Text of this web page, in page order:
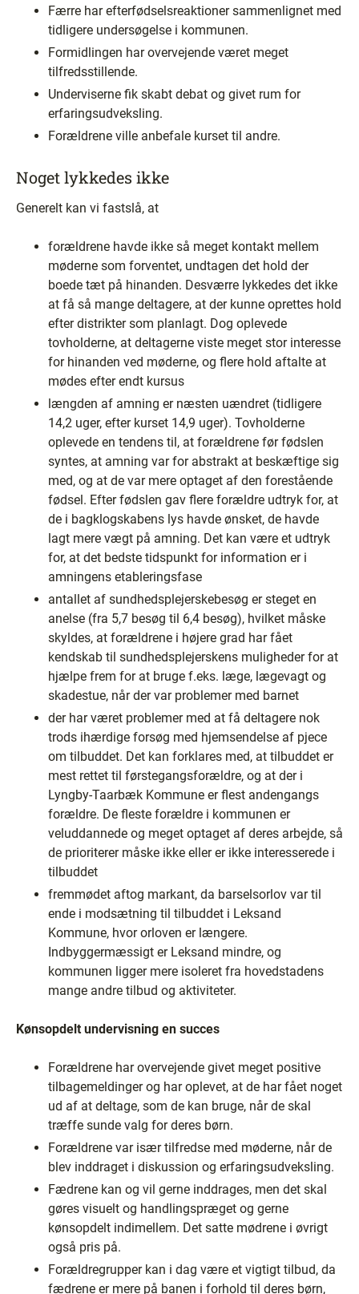
Færre har efterfødselsreaktioner sammenlignet med
tidligere undersøgelse i kommunen.
Formidlingen har overvejende været meget
tilfredsstillende.
Underviserne fik skabt debat og givet rum for
erfaringsudveksling.
Forældrene ville anbefale kurset til andre.
Noget lykkedes ikke
Generelt kan vi fastslå, at
forældrene havde ikke så meget kontakt mellem
møderne som forventet, undtagen det hold der
boede tæt på hinanden. Desværre lykkedes det ikke
at få så mange deltagere, at der kunne oprettes hold
efter distrikter som planlagt. Dog oplevede
tovholderne, at deltagerne viste meget stor interesse
for hinanden ved møderne, og flere hold aftalte at
mødes efter endt kursus
længden af amning er næsten uændret (tidligere
14,2 uger, efter kurset 14,9 uger). Tovholderne
oplevede en tendens til, at forældrene før fødslen
syntes, at amning var for abstrakt at beskæftige sig
med, og at de var mere optaget af den forestående
fødsel. Efter fødslen gav flere forældre udtryk for, at
de i bagklogskabens lys havde ønsket, de havde
lagt mere vægt på amning. Det kan være et udtryk
for, at det bedste tidspunkt for information er i
amningens etableringsfase
antallet af sundhedsplejerskebesøg er steget en
anelse (fra 5,7 besøg til 6,4 besøg), hvilket måske
skyldes, at forældrene i højere grad har fået
kendskab til sundhedsplejerskens muligheder for at
hjælpe frem for at bruge f.eks. læge, lægevagt og
skadestue, når der var problemer med barnet
der har været problemer med at få deltagere nok
trods ihærdige forsøg med hjemsendelse af pjece
om tilbuddet. Det kan forklares med, at tilbuddet er
mest rettet til førstegangsforældre, og at der i
Lyngby-Taarbæk Kommune er flest andengangs
forældre. De fleste forældre i kommunen er
veluddannede og meget optaget af deres arbejde, så
de prioriterer måske ikke eller er ikke interesserede i
tilbuddet
fremmødet aftog markant, da barselsorlov var til
ende i modsætning til tilbuddet i Leksand
Kommune, hvor orloven er længere.
Indbyggermæssigt er Leksand mindre, og
kommunen ligger mere isoleret fra hovedstadens
mange andre tilbud og aktiviteter.
Kønsopdelt undervisning en succes
Forældrene har overvejende givet meget positive
tilbagemeldinger og har oplevet, at de har fået noget
ud af at deltage, som de kan bruge, når de skal
træffe sunde valg for deres børn.
Forældrene var især tilfredse med møderne, når de
blev inddraget i diskussion og erfaringsudveksling.
Fædrene kan og vil gerne inddrages, men det skal
gøres visuelt og handlingspræget og gerne
kønsopdelt indimellem. Det satte mødrene i øvrigt
også pris på.
Forældregrupper kan i dag være et vigtigt tilbud, da
fædrene er mere på banen i forhold til deres børn,